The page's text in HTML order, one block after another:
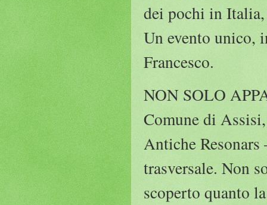
dei pochi in
Un evento unico,
Francesco.
NON SOLO
Comune di
Antiche
trasversale. Non
scoperto quanto